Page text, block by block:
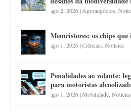
ago 2, 2026| Agronegócios ,
Memristores: os chips
ago 1, 2026|Ciências ,Notícias
Penalidades ao volante:
para motoristas
ago 1, 2026|Mobilidade ,Notícias